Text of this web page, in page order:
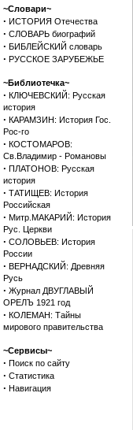
~Словари~
· ИСТОРИЯ Отечества
· СЛОВАРЬ биографий
· БИБЛЕЙСКИЙ словарь
· РУССКОЕ ЗАРУБЕЖЬЕ
~Библиотечка~
· КЛЮЧЕВСКИЙ: Русская
история
· КАРАМЗИН: История Гос.
Рос-го
· КОСТОМАРОВ:
Св.Владимир - Романовы
· ПЛАТОНОВ: Русская
история
· ТАТИЩЕВ: История
Российская
· Митр.МАКАРИЙ: История
Рус. Церкви
· СОЛОВЬЕВ: История
России
· ВЕРНАДСКИЙ: Древняя
Русь
· Журнал ДВУГЛАВЫЙ
ОРЕЛЪ 1921 год
· КОЛЕМАН: Тайны
мирового правительства
~Сервисы~
· Поиск по сайту
· Статистика
· Навигация